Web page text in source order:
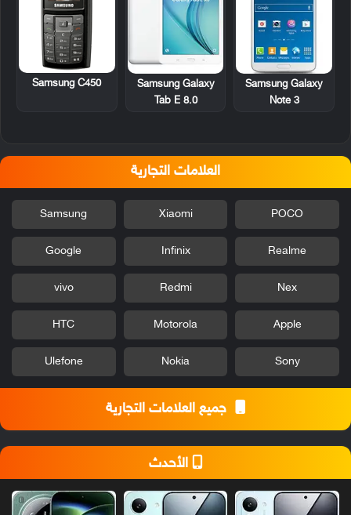
Samsung Galaxy
Note 3
Samsung Galaxy
Tab E 8.0
Samsung C450
العلامات التجارية
POCO
Xiaomi
Samsung
Realme
Infinix
Google
Nex
Redmi
vivo
Apple
Motorola
HTC
Sony
Nokia
Ulefone
جميع العلامات التجارية
الأحدث